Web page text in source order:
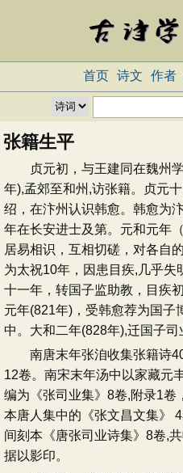
首页 诗文 作者
张籍生平
贞元初，与王建同在魏州学
年),孟郊至和州,访张籍。贞元
绍，在汴州认识韩愈。韩愈为
年在长安进士及第。元和元年
居易相识，互相切磋，对各自
为太祝10年，因患目疾,几乎失
十一年，转国子监助教，目疾
元年(821年)，受韩愈荐为国子
中。大和二年(828年),迁国子司
南唐末年张洎收集张籍诗
12卷。南宋末年汤中以家藏元
编为《张司业集》8卷,附录1卷
本唐人集中的《张文昌文集》
间刻本《唐张司业诗集》8卷,
据以影印。